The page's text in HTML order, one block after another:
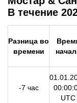
В течение
Разница во
времени
-7 час
UTC